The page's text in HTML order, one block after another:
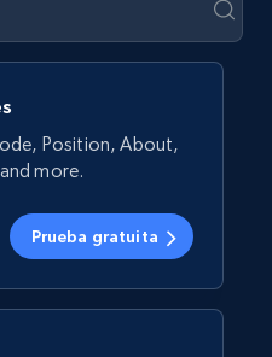
Position, About,
more.
Prueba gratuita